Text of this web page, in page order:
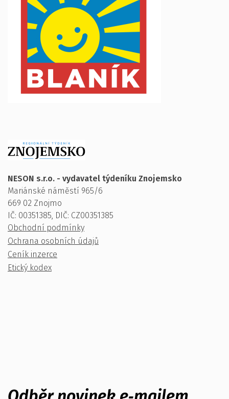
NESON s.r.o. - vydavatel týdeníku Znojemsko
Mariánské náměstí 965/6
669 02 Znojmo
IČ: 00351385, DIČ: CZ00351385
Obchodní podmínky
Ochrana osobních údajů
Ceník inzerce
Etický kodex